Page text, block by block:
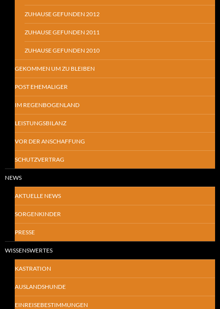
ZUHAUSE GEFUNDEN 2012
ZUHAUSE GEFUNDEN 2011
ZUHAUSE GEFUNDEN 2010
GEKOMMEN UM ZU BLEIBEN
POST EHEMALIGER
IM REGENBOGENLAND
LEISTUNGSBILANZ
VOR DER ANSCHAFFUNG
SCHUTZVERTRAG
NEWS
AKTUELLE NEWS
SORGENKINDER
PRESSE
WISSENSWERTES
KASTRATION
AUSLANDSHUNDE
EINREISEBESTIMMUNGEN